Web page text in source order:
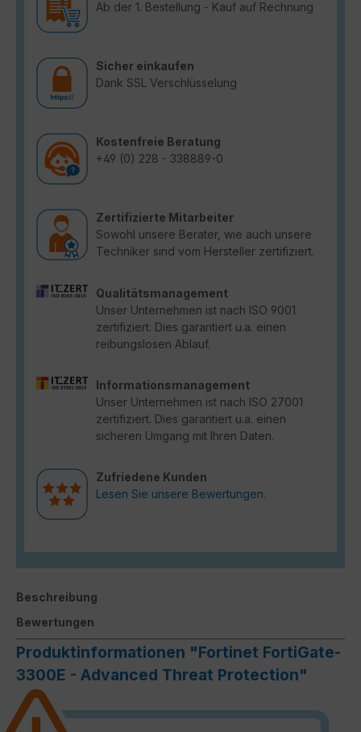
Ab der 1. Bestellung - Kauf auf Rechnung
Sicher einkaufen
Dank SSL Verschlüsselung
Kostenfreie Beratung
+49 (0) 228 - 338889-0
Zertifizierte Mitarbeiter
Sowohl unsere Berater, wie auch unsere
Techniker sind vom Hersteller zertifiziert.
Qualitätsmanagement
Unser Unternehmen ist nach ISO 9001
zertifiziert. Dies garantiert u.a. einen
reibungslosen Ablauf.
Informationsmanagement
Unser Unternehmen ist nach ISO 27001
zertifiziert. Dies garantiert u.a. einen
sicheren Umgang mit Ihren Daten.
Zufriedene Kunden
Lesen Sie unsere Bewertungen.
Beschreibung
Bewertungen
Produktinformationen "Fortinet FortiGate-
3300E - Advanced Threat Protection"